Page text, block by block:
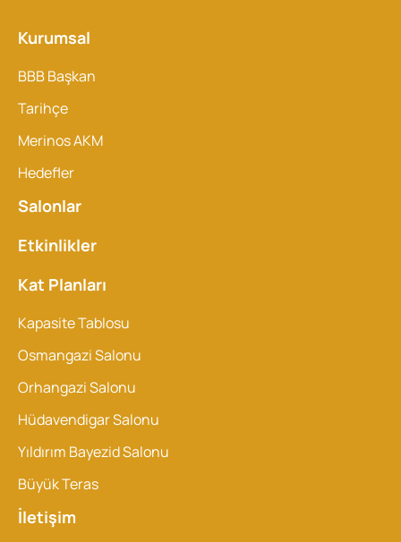
Kurumsal
BBB Başkan
Tarihçe
Merinos AKM
Hedefler
Salonlar
Etkinlikler
Kat Planları
Kapasite Tablosu
Osmangazi Salonu
Orhangazi Salonu
Hüdavendigar Salonu
Yıldırım Bayezid Salonu
Büyük Teras
İletişim